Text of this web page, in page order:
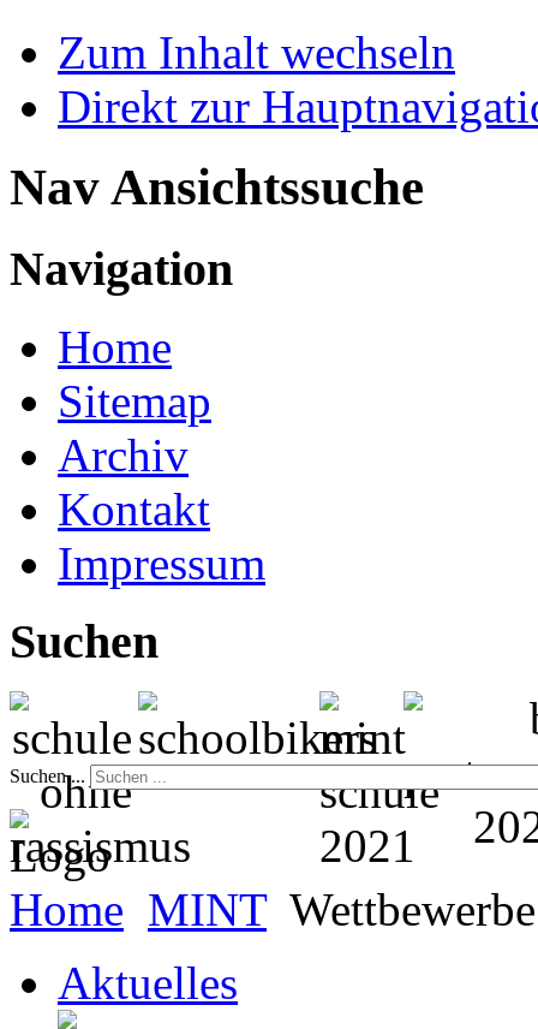
Zum Inhalt wechseln
Direkt zur
Nav Ansichtssuche
Navigation
Home
Sitemap
Archiv
Kontakt
Impressum
Suchen
Suchen ...
Home MINT Wettbewerbe
Aktuelles